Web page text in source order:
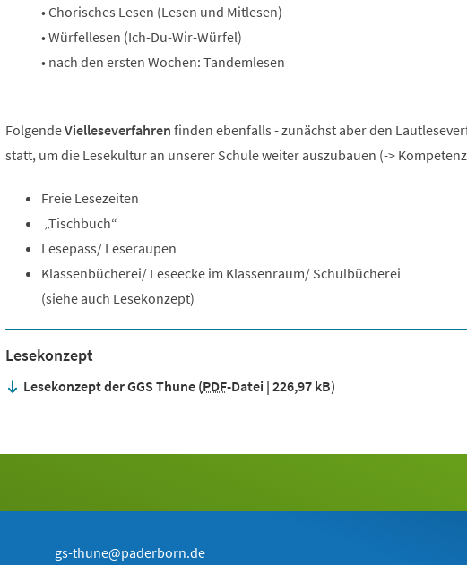
• Chorisches Lesen (Lesen und Mitlesen)
• Würfellesen (Ich-Du-Wir-Würfel)
• nach den ersten Wochen: Tandemlesen
FolgendeVielleseverfahren finden ebenfalls - zunächst aber den
statt, um die Lesekultur an unserer Schule weiter auszubauen (->
Freie Lesezeiten
„Tischbuch“
Lesepass/ Leseraupen
Klassenbücherei/ Leseecke im Klassenraum/ Schulbücherei
(siehe auch Lesekonzept)
Lesekonzept
Lesekonzept der GGS Thune PDF-Datei 226,97 kB
gs-thune@paderborn.de